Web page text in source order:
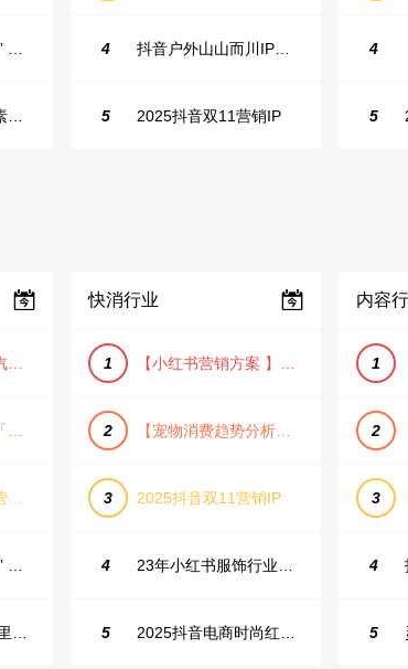
“脆皮青年自救指南” 五一城市解压生活节活动策划案
MBTI人格+游戏像素风主题企业年会
4 抖音户外山山而川IP整合营销方案
5 2025抖音双11营销IP
4
5
【营销方案】理想汽车车主露营户外旅行保客活动策划方案
【活动策划方案】「团圆盛景」趣味中秋游园会活动策划方案
长城坦克汽车年度营销活动方案
“脆皮青年自救指南” 五一城市解压生活节活动策划案
2025郑州永和时光里高校街舞大赛活动策划方案
快消行业
1 【小红书营销方案 】2025小红书节日大促节点大促IP营销方案
2 【宠物消费趋势分析方案】2025年宠物市场消费报告（创意风/橙色风/数据驱动）
3 2025抖音双11营销IP
4 23年小红书服饰行业蒲公英投放指南
5 2025抖音电商时尚红人之书
内容
1
2
3
4
5